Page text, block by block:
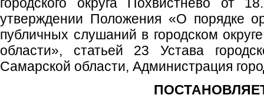
утверждении Положения «О порядке
публичных слушаний в городском
области», статьей 23 Устава
Самарской области, Администрация